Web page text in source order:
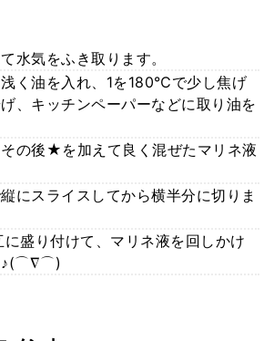
水気をふき取ります。
く油を入れ、1を180℃で少し焦げ
、キッチンペーパーなどに取り油を
の後★を加えて良く混ぜたマリネ液
にスライスしてから横半分に切りま
盛り付けて、マリネ液を回しかけ
♪(⌒∇⌒)